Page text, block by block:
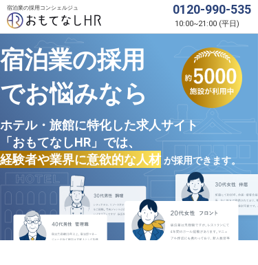
宿泊業の採用コンシェルジュ 0120-990-535
10:00~21:00 (平日)
宿泊業の採用
でお悩みなら
ホテル・旅館に特化した求人サイト
「おもてなしHR」では、
経験者や業界に意欲的な人材 が採用できます。